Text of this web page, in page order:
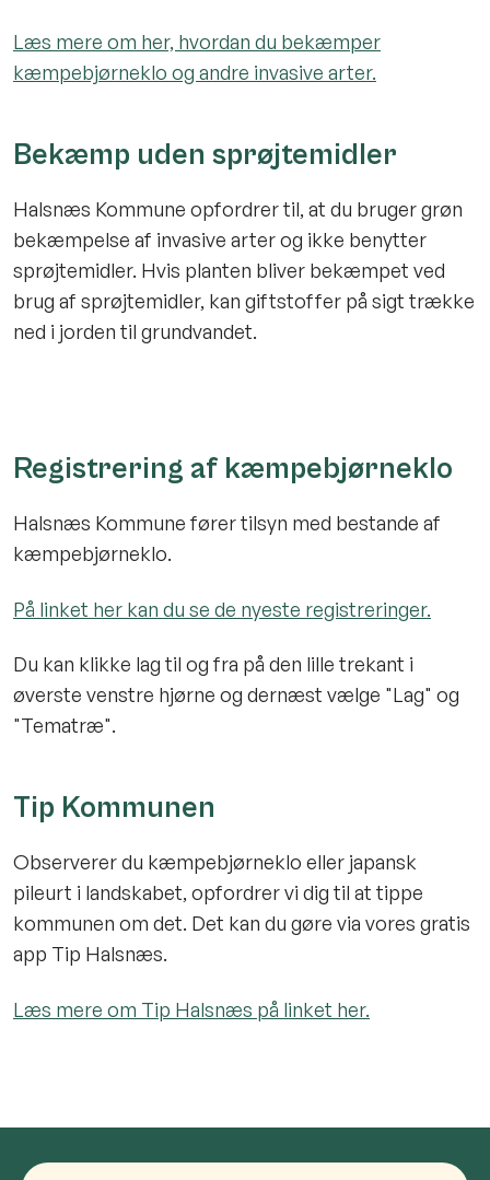
Læs mere om her, hvordan du bekæmper
kæmpebjørneklo og andre invasive arter.
Bekæmp uden sprøjtemidler
Halsnæs Kommune opfordrer til, at du bruger grøn
bekæmpelse af invasive arter og ikke benytter
sprøjtemidler. Hvis planten bliver bekæmpet ved
brug af sprøjtemidler, kan giftstoffer på sigt trække
ned i jorden til grundvandet.
Registrering af kæmpebjørneklo
Halsnæs Kommune fører tilsyn med bestande af
kæmpebjørneklo.
På linket her kan du se de nyeste registreringer.
Du kan klikke lag til og fra på den lille trekant i
øverste venstre hjørne og dernæst vælge "Lag" og
"Tematræ".
Tip Kommunen
Observerer du kæmpebjørneklo eller japansk
pileurt i landskabet, opfordrer vi dig til at tippe
kommunen om det. Det kan du gøre via vores gratis
app Tip Halsnæs.
Læs mere om Tip Halsnæs på linket her.